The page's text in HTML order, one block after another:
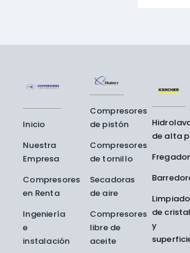
Inicio
Nuestra
Empresa
Compresores
en Renta
Ingeniería
e
instalación
Compresores
de pistón
Compresores
de tornillo
Secadoras
de aire
Compresores
libre de
aceite
de alta
de
y